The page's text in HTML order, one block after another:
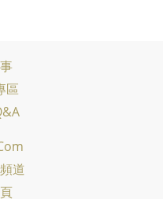
區
道